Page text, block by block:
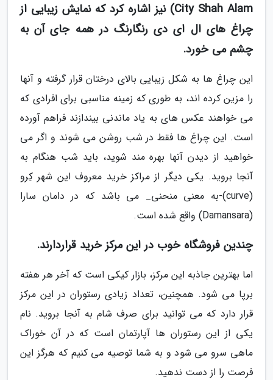
City Shah Alam) نیز اشاره کرد که نمایش زیبایی از
چراغ های ال ای دی رنگارنگ در همه جای آن به
چشم می خورد.
این چراغ ها به شکل زیبایی بالای درختان قرار گرفته و آنها
را مزین کرده اند، به طوری که زمینه مناسبی برای افرادی که
می خواهند عکس های به یاد ماندنی بیندازند فراهم آورده
است. این چراغ ها فقط در شب روشن می شوند و اگر می
خواهید از دیدن آنها بهره مند شوید، باید شب هنگام به
آنجا بروید. یکی دیگر از مراکز خرید معروف این شهر کِرو
(curve)-به معنی منحنی_ می باشد که در دامان سارا
(Damansara) واقع شده است.
چندین فروشگاه خوب در این مرکز خرید قراردارند.
اما بهترین جاذبه این مرکز، بازار کیکی است که آخر هر هفته
برپا می شود. همچنین، تعداد زیادی رستوران در این مرکز
قرار دارد که می توانید برای صرف شام به آنجا بروید. نام
یکی از این رستوران ها آپارتمان است که در آن خوراک
ماهی سرو می شود و به شما توصیه می کنیم که هرگز این
فرصت را از دست ندهید.